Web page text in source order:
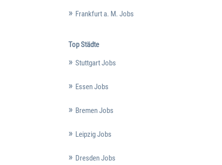
Frankfurt a. M. Jobs
Top Städte
Stuttgart Jobs
Essen Jobs
Bremen Jobs
Leipzig Jobs
Dresden Jobs